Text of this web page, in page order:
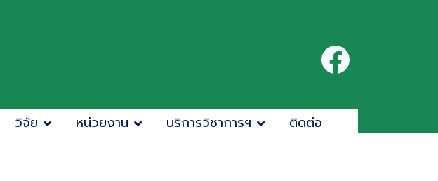
วิจัย หน่วยงาน บริการวิชาการฯ ติดต่อ